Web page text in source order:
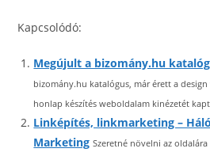
Kapcsolódó:
Megújult a bizomány.hu
bizomány.hu katalógus, már érett a
honlap készítés weboldalam kinézetét
Linképítés, linkmarketing –
Marketing Szeretné növelni az